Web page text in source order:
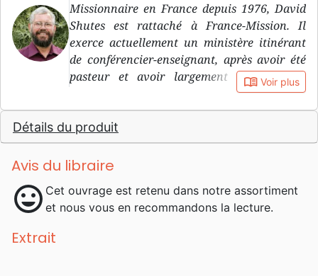
Missionnaire en France depuis 1976, David
Shutes est rattaché à France-Mission. Il
exerce actuellement un ministère itinérant
de conférencier-enseignant, après avoir été
pasteur et avoir largement participé au
travail parmi la jeunesse, tout en enseignant
à l’Institut Biblique de Genève.
book_open Voir plus
Détails du produit
Avis du libraire
mood Cet ouvrage est retenu dans notre assortiment
et nous vous en recommandons la lecture.
Extrait